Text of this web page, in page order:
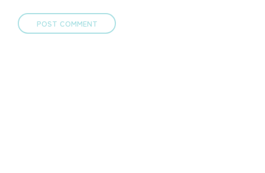
POST COMMENT